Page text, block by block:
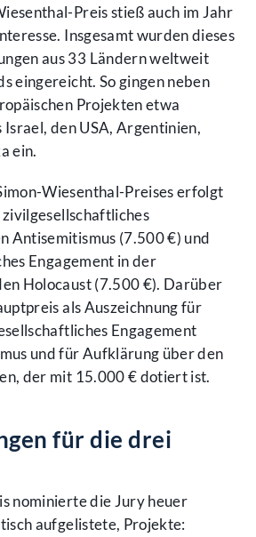
Preis stieß auch im Jahr
Insgesamt wurden dieses
aus 33 Ländern weltweit
eingereicht. So gingen neben
Projekten etwa
Israel, den USA, Argentinien,
ein.
Wiesenthal-Preises erfolgt
Antisemitismus (7.500 €) und
Engagement in der
Holocaust (7.500 €). Darüber
als Auszeichnung für
Engagement
und für Aufklärung über den
der mit 15.000 € dotiert ist.
für die drei
nominierte die Jury heuer
aufgelistete, Projekte: